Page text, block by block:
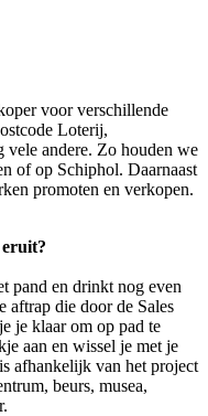
voor verschillende
Loterij,
andere. Zo houden we
of op Schiphol. Daarnaast
promoten en verkopen.
eruit?
pand en drinkt nog even
aftrap die door de Sales
je klaar om op pad te
aan en wissel je met je
afhankelijk van het project
beurs, musea,